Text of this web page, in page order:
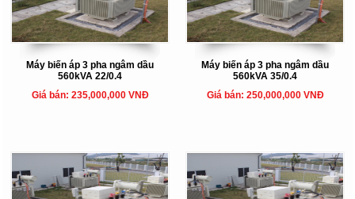
Máy biến áp 3 pha ngâm dầu
560kVA 22/0.4
Giá bán: 235,000,000 VNĐ
Máy biến áp 3 pha ngâm dầu
560kVA 35/0.4
Giá bán: 250,000,000 VNĐ